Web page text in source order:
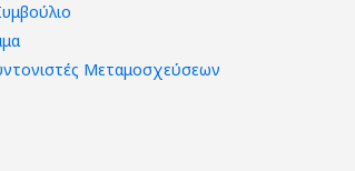
Μεταμοσχεύσεων